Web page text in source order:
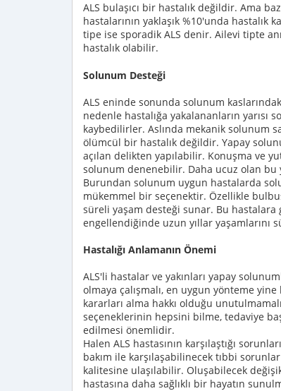
ALS bulaşıcı bir hastalık değildir. Ama
hastalarının yaklaşık %10'unda hastalık
tipe ise sporadik ALS denir. Ailevi tipte
hastalık olabilir.
Solunum Desteği
ALS eninde sonunda solunum
nedenle hastalığa yakalananların yarısı
kaybedilirler. Aslında mekanik solunum
ölümcül bir hastalık değildir. Yapay
açılan delikten yapılabilir. Konuşma ve
solunum denenebilir. Daha ucuz olan bu
Burundan solunum uygun hastalarda
mükemmel bir seçenektir. Özellikle
süreli yaşam desteği sunar. Bu hastalara
engellendiğinde uzun yıllar yaşamlarını
Hastalığı Anlamanın Önemi
ALS'li hastalar ve yakınları yapay
olmaya çalışmalı, en uygun yönteme
kararları alma hakkı olduğu
seçeneklerinin hepsini bilme, tedaviye
edilmesi önemlidir.
Halen ALS hastasının karşılaştığı
bakım ile karşılaşabilinecek tıbbi
kalitesine ulaşılabilir. Oluşabilecek
hastasına daha sağlıklı bir hayatın